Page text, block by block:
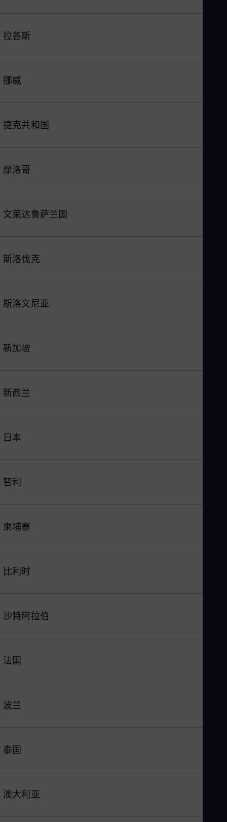
拉各斯
挪威
捷克共和国
摩洛哥
文莱达鲁萨兰国
斯洛伐克
斯洛文尼亚
新加坡
新西兰
日本
智利
柬埔寨
比利时
沙特阿拉伯
法国
波兰
泰国
澳大利亚